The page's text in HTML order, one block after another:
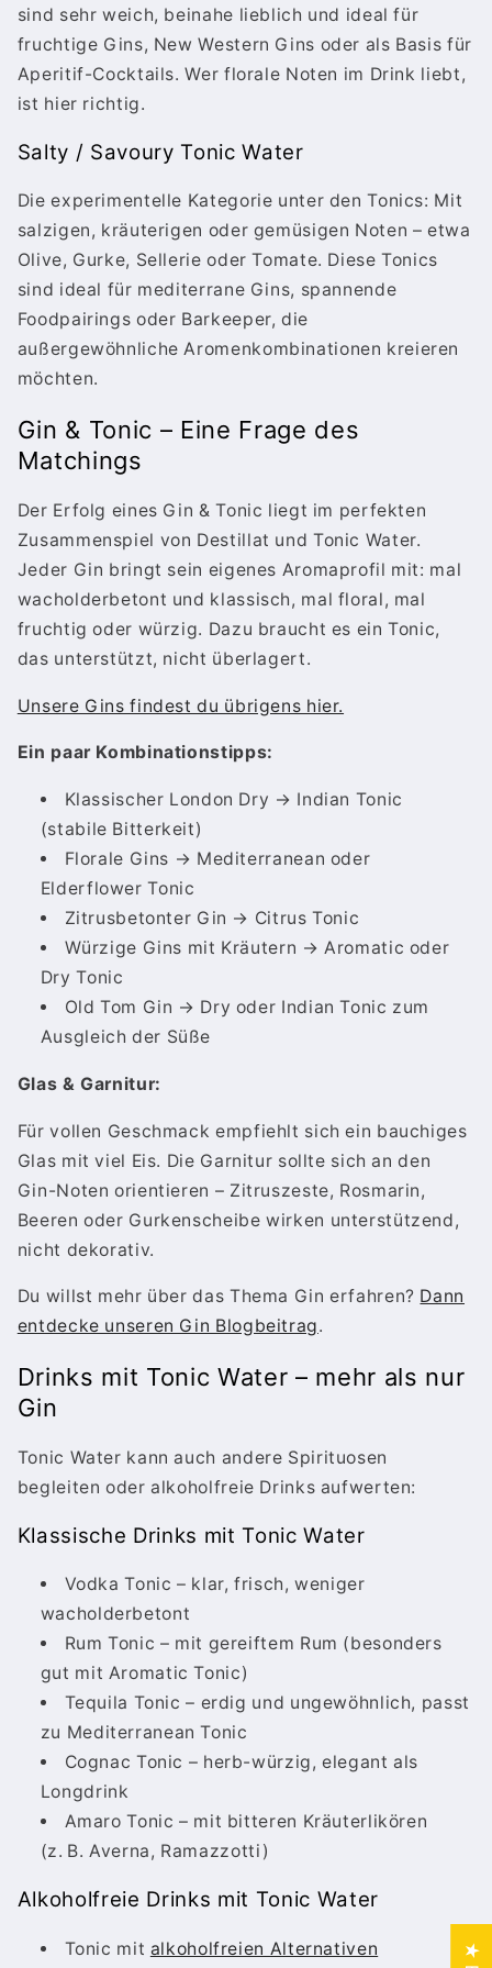
sind sehr weich, beinahe lieblich und ideal für
fruchtige Gins, New Western Gins oder als Basis für
Aperitif-Cocktails. Wer florale Noten im Drink liebt,
ist hier richtig.
Salty / Savoury Tonic Water
Die experimentelle Kategorie unter den Tonics: Mit
salzigen, kräuterigen oder gemüsigen Noten – etwa
Olive, Gurke, Sellerie oder Tomate. Diese Tonics
sind ideal für mediterrane Gins, spannende
Foodpairings oder Barkeeper, die
außergewöhnliche Aromenkombinationen kreieren
möchten.
Gin & Tonic – Eine Frage des
Matchings
Der Erfolg eines Gin & Tonic liegt im perfekten
Zusammenspiel von Destillat und Tonic Water.
Jeder Gin bringt sein eigenes Aromaprofil mit: mal
wacholderbetont und klassisch, mal floral, mal
fruchtig oder würzig. Dazu braucht es ein Tonic,
das unterstützt, nicht überlagert.
Unsere Gins findest du übrigens hier.
Ein paar Kombinationstipps:
Klassischer London Dry → Indian Tonic
(stabile Bitterkeit)
Florale Gins → Mediterranean oder
Elderflower Tonic
Zitrusbetonter Gin → Citrus Tonic
Würzige Gins mit Kräutern → Aromatic oder
Dry Tonic
Old Tom Gin → Dry oder Indian Tonic zum
Ausgleich der Süße
Glas & Garnitur:
Für vollen Geschmack empfiehlt sich ein bauchiges
Glas mit viel Eis. Die Garnitur sollte sich an den
Gin-Noten orientieren – Zitruszeste, Rosmarin,
Beeren oder Gurkenscheibe wirken unterstützend,
nicht dekorativ.
Du willst mehr über das Thema Gin erfahren? Dann
entdecke unseren Gin Blogbeitrag.
Drinks mit Tonic Water – mehr als nur
Gin
Tonic Water kann auch andere Spirituosen
begleiten oder alkoholfreie Drinks aufwerten:
Klassische Drinks mit Tonic Water
Vodka Tonic – klar, frisch, weniger
wacholderbetont
Rum Tonic – mit gereiftem Rum (besonders
gut mit Aromatic Tonic)
Tequila Tonic – erdig und ungewöhnlich, passt
zu Mediterranean Tonic
Cognac Tonic – herb-würzig, elegant als
Longdrink
Amaro Tonic – mit bitteren Kräuterlikören
(z. B. Averna, Ramazzotti)
Alkoholfreie Drinks mit Tonic Water
Tonic mit alkoholfreien Alternativen